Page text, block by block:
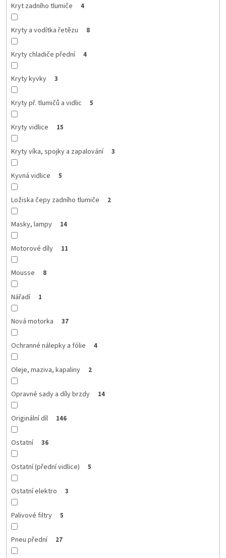
Kryt zadního tlumiče 4
Kryty a vodítka řetězu 8
Kryty chladiče přední 4
Kryty kyvky 3
Kryty př. tlumičů a vidlic 5
Kryty vidlice 15
Kryty víka, spojky a zapalování 3
Kyvná vidlice 5
Ložiska čepy zadního tlumiče 2
Masky, lampy 14
Motorové díly 11
Mousse 8
Nářadí 1
Nová motorka 37
Ochranné nálepky a fólie 4
Oleje, maziva, kapaliny 2
Opravné sady a díly brzdy 14
Originální díl 146
Ostatní 36
Ostatní (přední vidlice) 5
Ostatní elektro 3
Palivové filtry 5
Pneu přední 27